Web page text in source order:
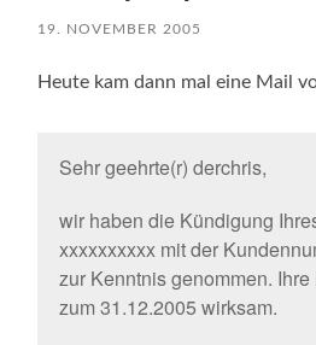
19. NOVEMBER 2005
Heute kam dann mal eine Mail
Sehr geehrte(r) derchris,
wir haben die Kündigung
xxxxxxxxxx mit der
zur Kenntnis genommen.
zum 31.12.2005 wirksam.